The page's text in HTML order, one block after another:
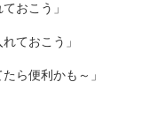
おこう」
ておこう」
ら便利かも～」